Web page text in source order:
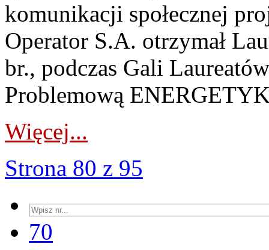
komunikacji społecznej
Operator S.A. otrzymał
br., podczas Gali
Problemową
Więcej...
Strona 80 z 95
70